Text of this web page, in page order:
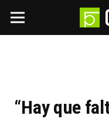
“Hay que